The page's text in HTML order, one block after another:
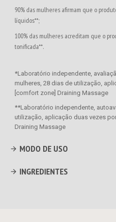
90% das mulheres afirmam que o
líquidos**;
100% das mulheres acreditam que o
tonificada**.
*Laboratório independente,
mulheres, 28 dias de utilização,
[comfort zone] Draining Massage
**Laboratório independente,
utilização, aplicação duas vezes
Draining Massage
MODO DE USO
INGREDIENTES